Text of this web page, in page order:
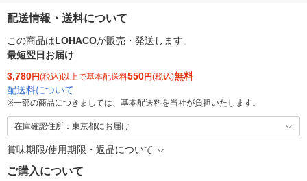
配送情報・送料について
この商品はLOHACOが販売・発送します。
最短翌日お届け
3,780円(税込)以上で基本配送料550円(税込)無料
配送料について
※一部の商品につきましては、基本配送料を当社が負担いたします。
在庫確認住所：東京都にお届け
賞味期限/使用期限・返品について
ご購入について